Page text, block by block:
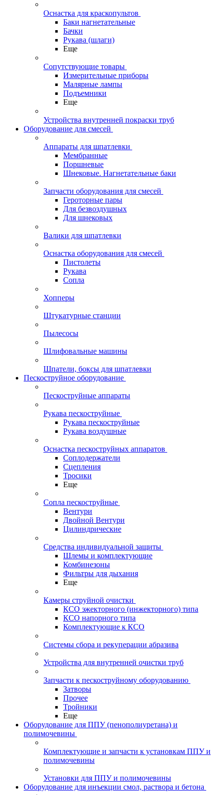
Оснастка для краскопультов
Баки нагнетательные
Бачки
Рукава (шлаги)
Еще
Сопутствующие товары
Измерительные приборы
Малярные лампы
Подъемники
Еще
Устройства внутренней покраски труб
Оборудование для смесей
Аппараты для шпатлевки
Мембранные
Поршневые
Шнековые. Нагнетательные баки
Запчасти оборудования для смесей
Героторные пары
Для безвоздушных
Для шнековых
Валики для шпатлевки
Оснастка оборудования для смесей
Пистолеты
Рукава
Сопла
Хопперы
Штукатурные станции
Пылесосы
Шлифовальные машины
Шпатели, боксы для шпатлевки
Пескоструйное оборудование
Пескоструйные аппараты
Рукава пескоструйные
Рукава пескоструйные
Рукава воздушные
Оснастка пескоструйных аппаратов
Соплодержатели
Сцепления
Тросики
Еще
Сопла пескоструйные
Вентури
Двойной Вентури
Цилиндрические
Средства индивидуальной защиты
Шлемы и комплектующие
Комбинезоны
Фильтры для дыхания
Еще
Камеры струйной очистки
КСО эжекторного (инжекторного) типа
КСО напорного типа
Комплектующие к КСО
Системы сбора и рекуперации абразива
Устройства для внутренней очистки труб
Запчасти к пескоструйному оборудованию
Затворы
Прочее
Тройники
Еще
Оборудование для ППУ (пенополиуретана) и
полимочевины
Комплектующие и запчасти к установкам ППУ и
полимочевины
Установки для ППУ и полимочевины
Оборудование для инъекции смол, раствора и бетона